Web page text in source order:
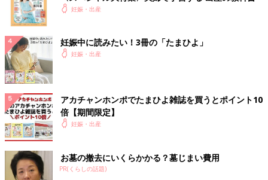
妊娠・出産
妊娠中に読みたい！3冊の「たまひよ」
妊娠・出産
アカチャンホンポでたまひよ雑誌を買うとポイント10
倍【期間限定】
妊娠・出産
お墓の撤去にいくらかかる？墓じまい費用
PR(くらしの話題)